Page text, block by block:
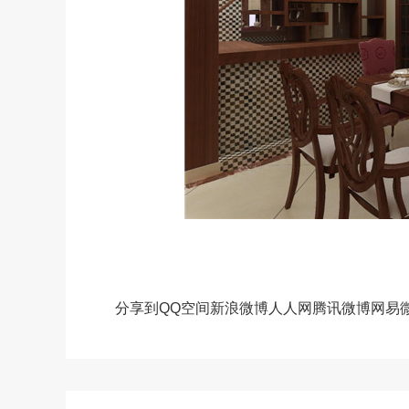
分享到 QQ空间新浪微博人人网 腾讯微博网易